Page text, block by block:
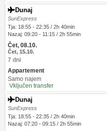
Dunaj
SunExpress
Tja: 18:55 - 22:35 / 2h 40min
Nazaj: 09:20 - 11:15 / 2h 55min
Čet, 08.10.
Čet, 15.10.
7 dni
Appartement
Samo najem
Vključen transfer
Dunaj
SunExpress
Tja: 18:55 - 22:35 / 2h 40min
Nazaj: 07:20 - 09:15 / 2h 55min